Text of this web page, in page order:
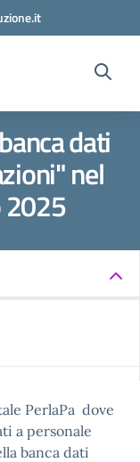
dati
nel
2025
PerlaPa dove
a personale
banca dati